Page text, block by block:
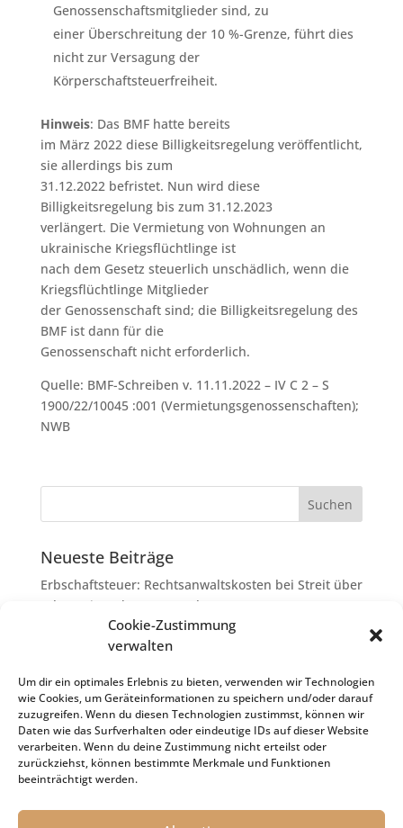
Cookie-Zustimmung
verwalten
Um dir ein optimales Erlebnis zu bieten, verwenden wir Technologien
wie Cookies, um Geräteinformationen zu speichern und/oder darauf
zuzugreifen. Wenn du diesen Technologien zustimmst, können wir
Daten wie das Surfverhalten oder eindeutige IDs auf dieser Website
verarbeiten. Wenn du deine Zustimmung nicht erteilst oder
zurückziehst, können bestimmte Merkmale und Funktionen
beeinträchtigt werden.
Genossenschaftsmitglieder sind, zu
einer Überschreitung der 10 %-Grenze, führt dies
nicht zur Versagung der
Körperschaftsteuerfreiheit.
Hinweis: Das BMF hatte bereits
im März 2022 diese Billigkeitsregelung veröffentlicht,
sie allerdings bis zum
31.12.2022 befristet. Nun wird diese
Billigkeitsregelung bis zum 31.12.2023
verlängert. Die Vermietung von Wohnungen an
ukrainische Kriegsflüchtlinge ist
nach dem Gesetz steuerlich unschädlich, wenn die
Kriegsflüchtlinge Mitglieder
der Genossenschaft sind; die Billigkeitsregelung des
BMF ist dann für die
Genossenschaft nicht erforderlich.
Quelle: BMF-Schreiben v. 11.11.2022 – IV C 2 – S
1900/22/10045 :001 (Vermietungsgenossenschaften);
NWB
Neueste Beiträge
Erbschaftsteuer: Rechtsanwaltskosten bei Streit über
Erbauseinandersetzung als
Nachlassverbindlichkeiten
Umsatzsteuer-Umrechnungskurse Juli 2026
Keine Steuerfreiheit eines sog. Konfusionsgewinns
bei Mutterkapitalgesellschaft
Schenkungsteuer: Zinssatz von 5,5 % für die
Bewertung von Leibrenten verfassungsgemäß
Passivierung einer Verbindlichkeit im